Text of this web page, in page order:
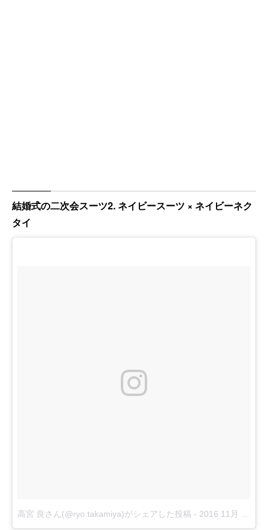
結婚式の二次会スーツ2. ネイビースーツ × ネイビーネク
タイ
高宮 良さん(@ryo.takamiya)がシェアした投稿 - 2016 11月 9 8:14午後 PST